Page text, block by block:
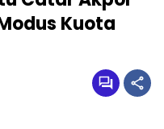
Kuota